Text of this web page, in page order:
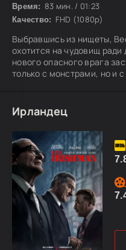
Время: 83 мин. / 01:23
Качество: FHD (1080p)
Выбравшись из нищеты,
охотится на чудовищ
нового опасного врага
только с монстрами, но и
Ирландец